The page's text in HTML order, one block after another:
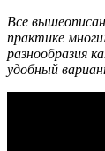
Все
практике
разнообразия
удобный